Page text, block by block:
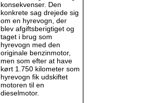
konsekvenser. Den
konkrete sag drejede sig
om en hyrevogn, der
blev afgiftsberigtiget og
taget i brug som
hyrevogn med den
originale benzinmotor,
men som efter at have
kørt 1.750 kilometer som
hyrevogn fik udskiftet
motoren til en
dieselmotor.